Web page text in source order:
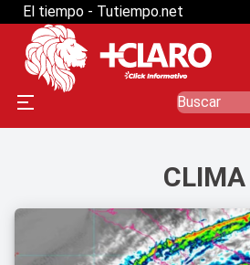
El tiempo - Tutiempo.net
CLIMA